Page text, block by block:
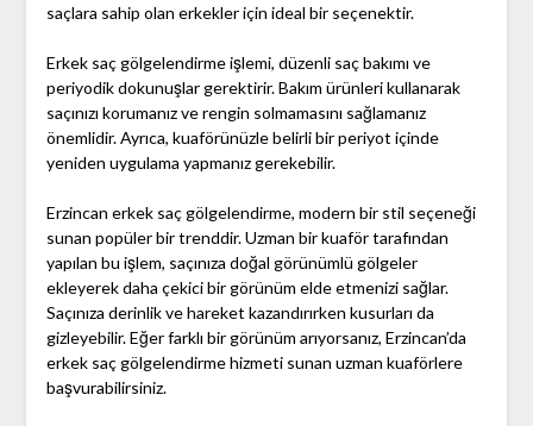
saçlara sahip olan erkekler için ideal bir seçenektir.
Erkek saç gölgelendirme işlemi, düzenli saç bakımı ve
periyodik dokunuşlar gerektirir. Bakım ürünleri kullanarak
saçınızı korumanız ve rengin solmamasını sağlamanız
önemlidir. Ayrıca, kuaförünüzle belirli bir periyot içinde
yeniden uygulama yapmanız gerekebilir.
Erzincan erkek saç gölgelendirme, modern bir stil seçeneği
sunan popüler bir trenddir. Uzman bir kuaför tarafından
yapılan bu işlem, saçınıza doğal görünümlü gölgeler
ekleyerek daha çekici bir görünüm elde etmenizi sağlar.
Saçınıza derinlik ve hareket kazandırırken kusurları da
gizleyebilir. Eğer farklı bir görünüm arıyorsanız, Erzincan’da
erkek saç gölgelendirme hizmeti sunan uzman kuaförlere
başvurabilirsiniz.